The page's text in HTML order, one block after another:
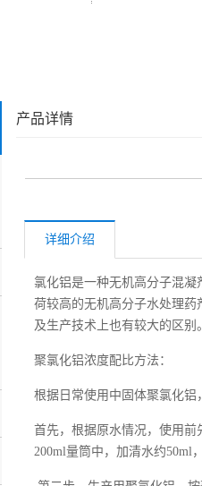
产品详情
详细介绍
氯化铝是一种无机高分子混
荷较高的无机高分子水处理
及生产技术上也有较大的区
聚氯化铝浓度配比方法：
根据日常使用中固体聚氯化
首先，根据原水情况，使用
200ml量筒中，加清水约50ml